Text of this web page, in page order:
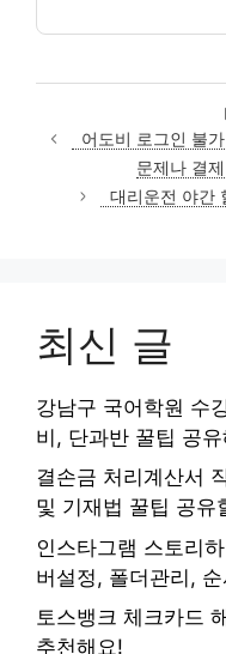
어도비 로그인 불
문제나 결
대리운전 야간
최신 글
강남구 국어학원 수
비, 단과반 꿀팁 공
결손금 처리계산서
및 기재법 꿀팁 공유
인스타그램 스토리
버설정, 폴더관리,
토스뱅크 체크카드
추천해요!